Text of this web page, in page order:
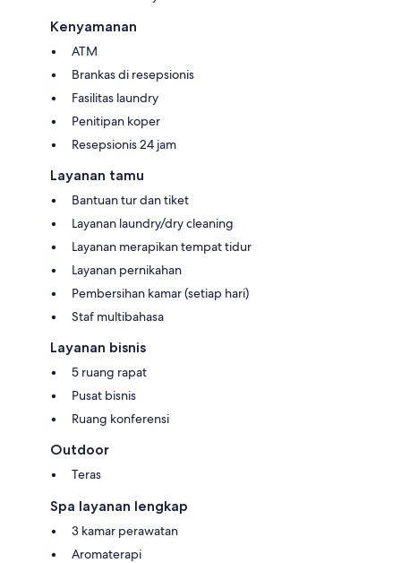
Kenyamanan
ATM
Brankas di resepsionis
Fasilitas laundry
Penitipan koper
Resepsionis 24 jam
Layanan tamu
Bantuan tur dan tiket
Layanan laundry/dry cleaning
Layanan merapikan tempat tidur
Layanan pernikahan
Pembersihan kamar (setiap hari)
Staf multibahasa
Layanan bisnis
5 ruang rapat
Pusat bisnis
Ruang konferensi
Outdoor
Teras
Spa layanan lengkap
3 kamar perawatan
Aromaterapi